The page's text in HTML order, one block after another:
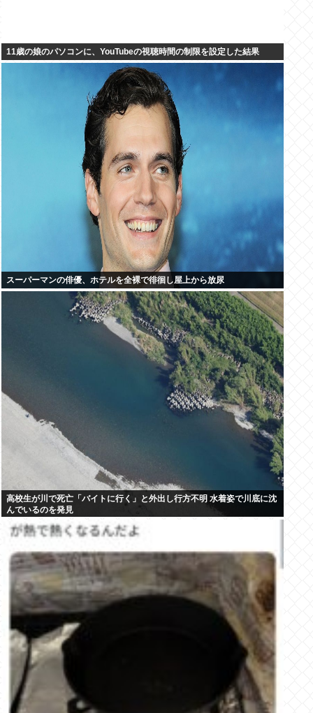
11歳の娘のパソコンに、YouTubeの視聴時間の制限を設定した結果
スーパーマンの俳優、ホテルを全裸で徘徊し屋上から放尿
高校生が川で死亡「バイトに行く」と外出し行方不明 水着姿で川底に沈
んでいるのを発見